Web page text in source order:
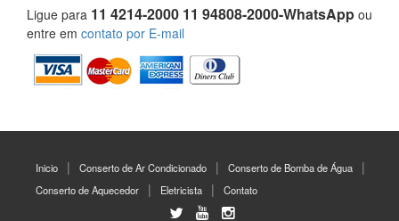
Ligue para 11 4214-2000 11 94808-2000-WhatsApp ou
entre em contato por E-mail
Inicio Conserto de Ar Condicionado
Conserto de Bomba de Água
Conserto de Aquecedor
Eletricista Contato